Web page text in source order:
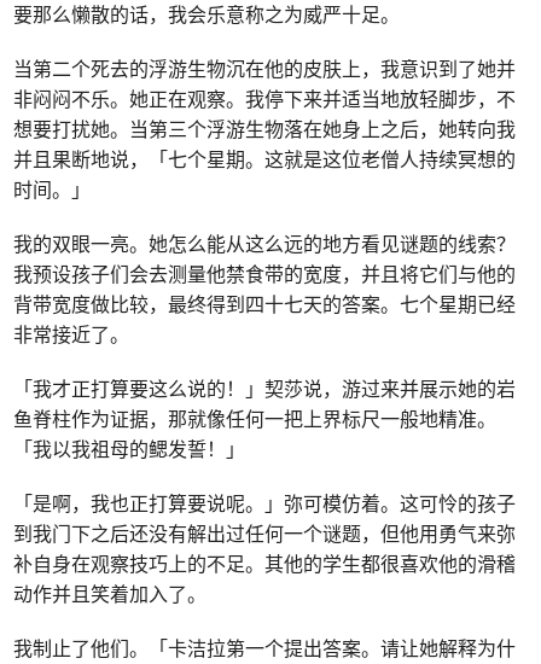
要那么懒散的话，我会乐意称之为威严十足。
当第二个死去的浮游生物沉在他的皮肤上，我意识到了她并
非闷闷不乐。她正在观察。我停下来并适当地放轻脚步，不
想要打扰她。当第三个浮游生物落在她身上之后，她转向我
并且果断地说，「七个星期。这就是这位老僧人持续冥想的
时间。」
我的双眼一亮。她怎么能从这么远的地方看见谜题的线索？
我预设孩子们会去测量他禁食带的宽度，并且将它们与他的
背带宽度做比较，最终得到四十七天的答案。七个星期已经
非常接近了。
「我才正打算要这么说的！」契莎说，游过来并展示她的岩
鱼脊柱作为证据，那就像任何一把上界标尺一般地精准。
「我以我祖母的鳃发誓！」
「是啊，我也正打算要说呢。」弥可模仿着。这可怜的孩子
到我门下之后还没有解出过任何一个谜题，但他用勇气来弥
补自身在观察技巧上的不足。其他的学生都很喜欢他的滑稽
动作并且笑着加入了。
我制止了他们。「卡洁拉第一个提出答案。请让她解释为什